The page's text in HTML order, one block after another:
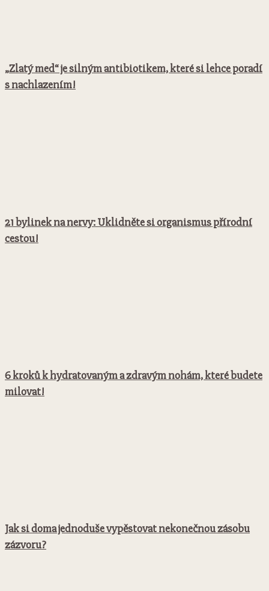
„Zlatý med“ je silným antibiotikem, které si lehce poradí
s nachlazením!
21 bylinek na nervy: Uklidněte si organismus přírodní
cestou!
6 kroků k hydratovaným a zdravým nohám, které budete
milovat!
Jak si doma jednoduše vypěstovat nekonečnou zásobu
zázvoru?